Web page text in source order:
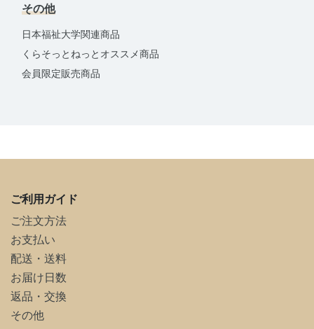
その他
日本福祉大学関連商品
くらそっとねっとオススメ商品
会員限定販売商品
ご利用ガイド
ご注文方法
お支払い
配送・送料
お届け日数
返品・交換
その他